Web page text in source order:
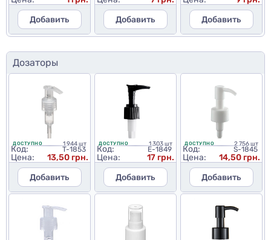
Добавить
Добавить
Добавить
Дозаторы
ДОСТУПНО 1 944 шт
Код: T-1853
Цена:
13,50 грн.
Добавить
ДОСТУПНО 1 303 шт
Код: E-1849
Цена:
17 грн.
Добавить
ДОСТУПНО 2 756 шт
Код: S-1845
Цена:
14,50 грн.
Добавить